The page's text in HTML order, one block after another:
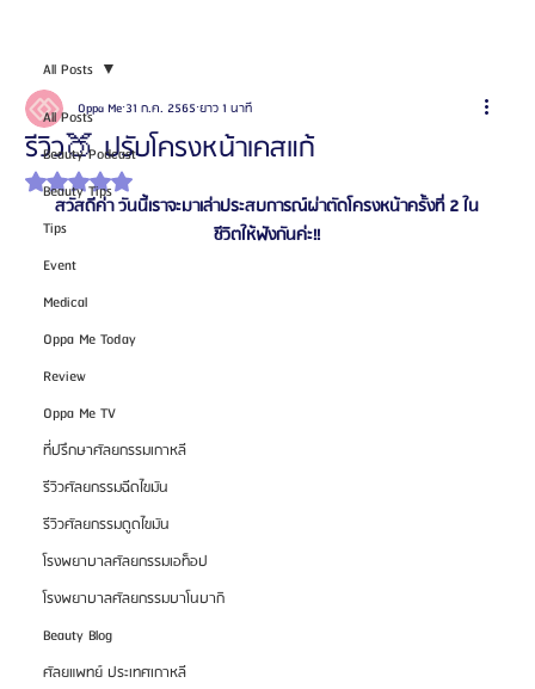
All Posts
Beauty Podcast
Beauty Tips
Tips
Event
Medical
Oppa Me Today
Review
Oppa Me TV
ที่ปรึกษาศัลยกรรมเกาหลี
รีวิวศัลยกรรมฉีดไขมัน
รีวิวศัลยกรรมดูดไขมัน
โรงพยาบาลศัลยกรรมเอท็อป
โรงพยาบาลศัลยกรรมบาโนบากิ
Beauty Blog
ศัลยแพทย์ ประเทศเกาหลี
All Posts
รีวิว🍑 ปรับโครงหน้าเคสแก้
Oppa Me 31 ก.ค. 2565 ยาว 1 นาที
ได้รับ NaN เต็ม 5 ดาว
สวัสดีค่า วันนี้เราจะมาเล่าประสบการณ์ผ่าตัดโครงหน้าครั้งที่ 2 ใน
ชีวิตให้ฟังกันค่ะ!!